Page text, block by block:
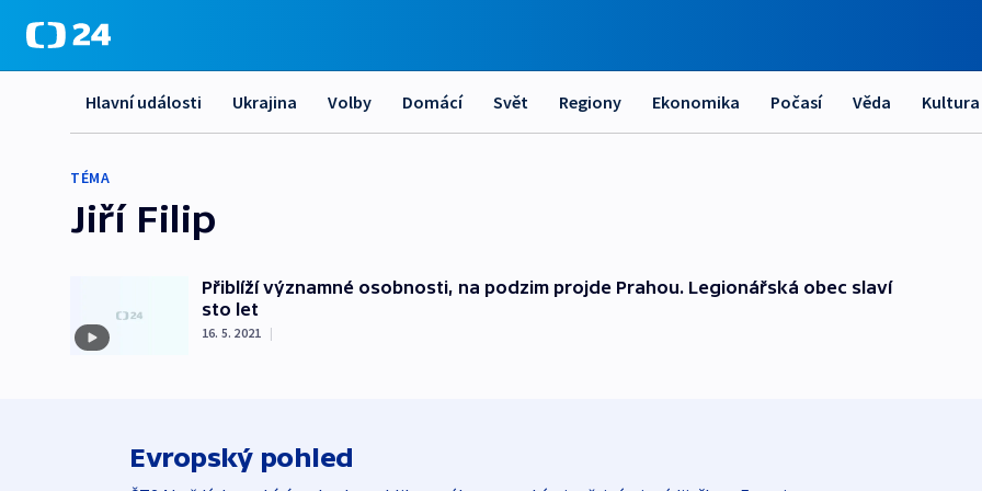
Hlavní události Ukrajina Volby Domácí Svět Regiony Ekonomika Počasí Věda Kultura
TÉMA
Jiří Filip
Přiblíží významné osobnosti, na podzim projde Prahou. Legionářská obec slaví
sto let
16. 5. 2021 |
Evropský pohled